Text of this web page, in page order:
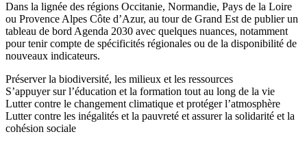
Dans la lignée des régions Occitanie, Normandie, Pays de la Loire
ou Provence Alpes Côte d’Azur, au tour de Grand Est de publier un
tableau de bord Agenda 2030 avec quelques nuances, notamment
pour tenir compte de spécificités régionales ou de la disponibilité de
nouveaux indicateurs.
Préserver la biodiversité, les milieux et les ressources
S’appuyer sur l’éducation et la formation tout au long de la vie
Lutter contre le changement climatique et protéger l’atmosphère
Lutter contre les inégalités et la pauvreté et assurer la solidarité et la
cohésion sociale